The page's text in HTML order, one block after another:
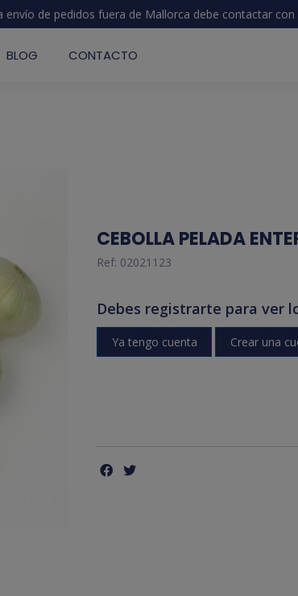
envío de pedidos fuera de Mallorca debe contactar
BLOG CONTACTO
CEBOLLA PELADA
Ref: 02021123
Debes registrarte para ver
Ya tengo cuenta Crear una